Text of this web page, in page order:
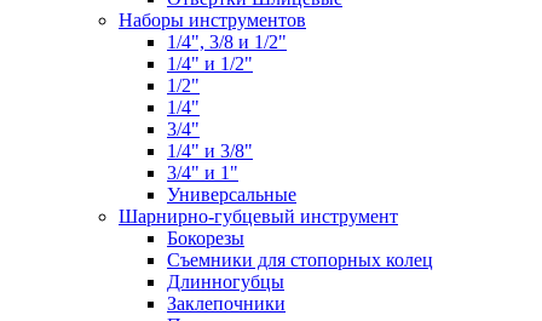
Наборы инструментов
1/4", 3/8 и 1/2"
1/4" и 1/2"
1/2"
1/4"
3/4"
1/4" и 3/8"
3/4" и 1"
Универсальные
Шарнирно-губцевый инструмент
Бокорезы
Съемники для стопорных колец
Длинногубцы
Заклепочники